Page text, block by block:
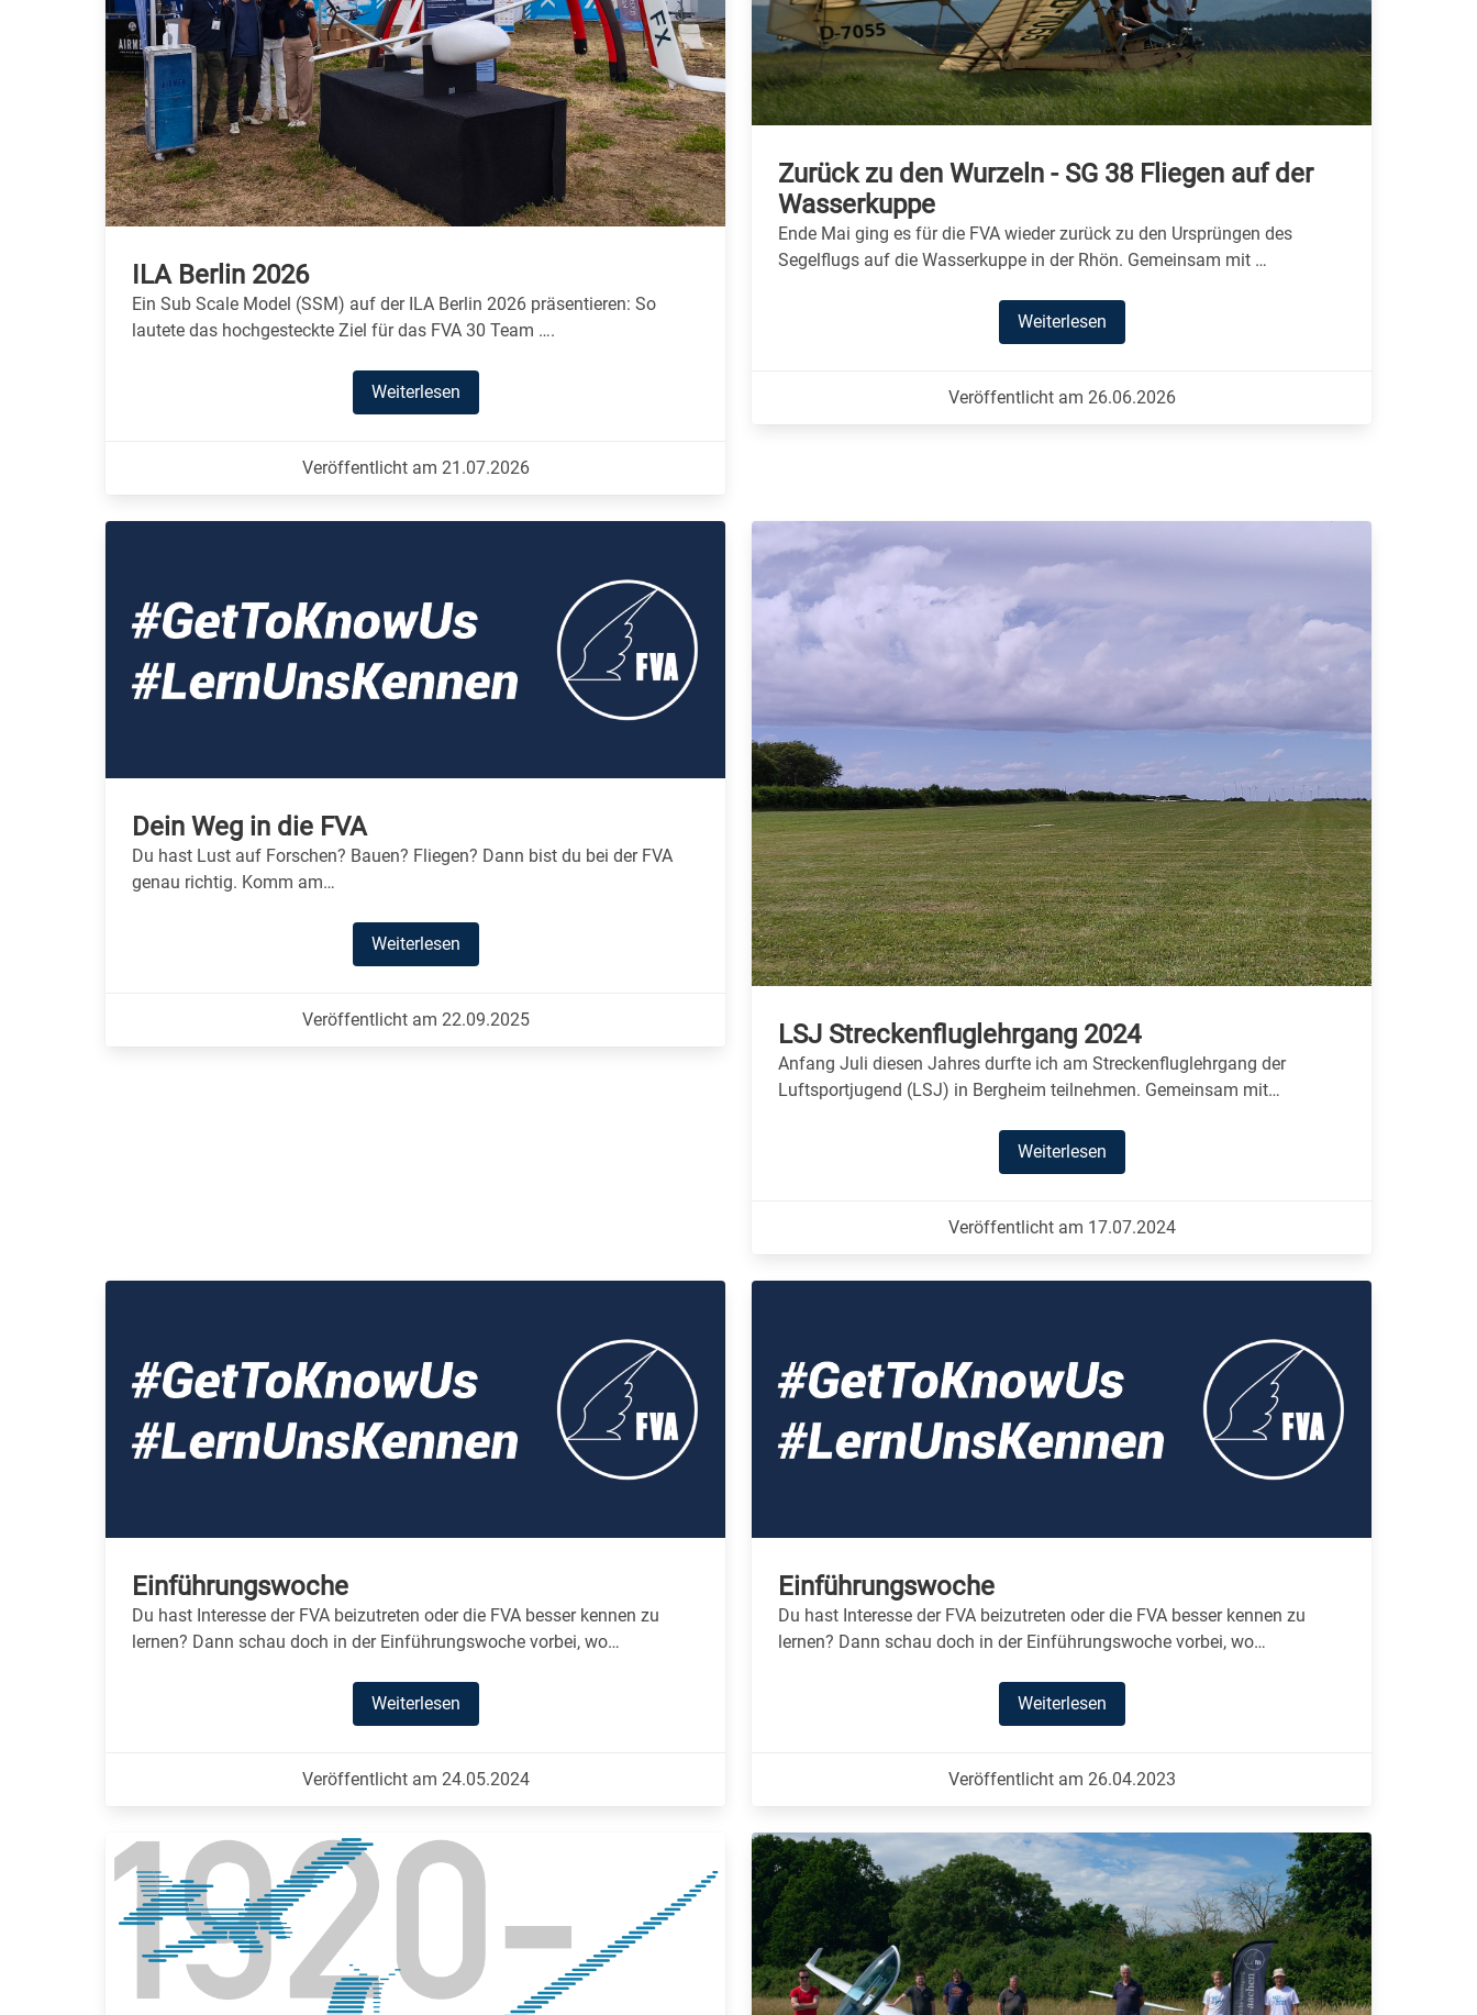
ILA Berlin 2026
Ein Sub Scale Model (SSM) auf der ILA Berlin 2026 präsentieren: So
lautete das hochgesteckte Ziel für das FVA 30 Team ….
Weiterlesen
Veröffentlicht am 21.07.2026
Zurück zu den Wurzeln - SG 38 Fliegen auf der
Wasserkuppe
Ende Mai ging es für die FVA wieder zurück zu den Ursprüngen des
Segelflugs auf die Wasserkuppe in der Rhön. Gemeinsam mit …
Weiterlesen
Veröffentlicht am 26.06.2026
Dein Weg in die FVA
Du hast Lust auf Forschen? Bauen? Fliegen? Dann bist du bei der FVA
genau richtig. Komm am…
Weiterlesen
Veröffentlicht am 22.09.2025 LSJ Streckenfluglehrgang 2024
Anfang Juli diesen Jahres durfte ich am Streckenfluglehrgang der
Luftsportjugend (LSJ) in Bergheim teilnehmen. Gemeinsam mit…
Weiterlesen
Veröffentlicht am 17.07.2024
Einführungswoche
Du hast Interesse der FVA beizutreten oder die FVA besser kennen zu
lernen? Dann schau doch in der Einführungswoche vorbei, wo…
Weiterlesen
Veröffentlicht am 24.05.2024
Einführungswoche
Du hast Interesse der FVA beizutreten oder die FVA besser kennen zu
lernen? Dann schau doch in der Einführungswoche vorbei, wo…
Weiterlesen
Veröffentlicht am 26.04.2023